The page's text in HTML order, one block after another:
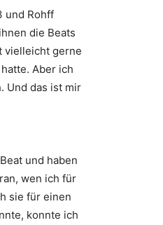
und Rohff
die Beats
vielleicht gerne
Aber ich
Und das ist mir
und haben
wen ich für
sie für einen
konnte ich